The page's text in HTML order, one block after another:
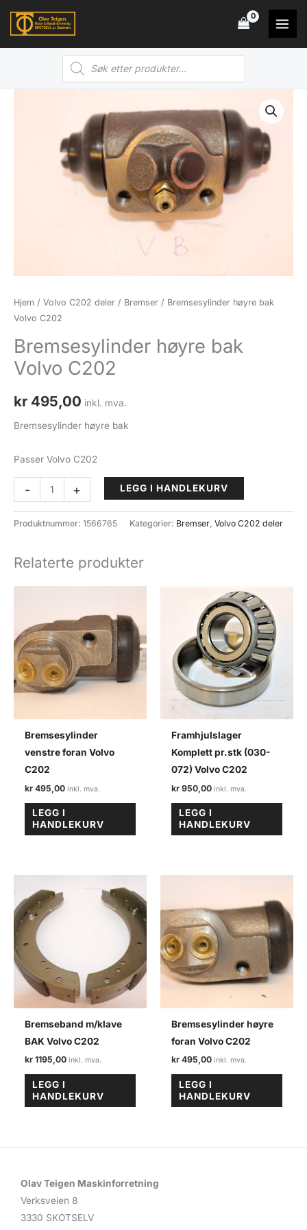
Products
search
Hjem / Volvo C202 deler / Bremser / Bremsesylinder høyre bak
Volvo C202
Bremsesylinder høyre bak
Volvo C202
kr 495,00 inkl. mva.
Bremsesylinder høyre bak
Passer Volvo C202
-
Bremsesylinder
høyre
bak
antall
+ LEGG I HANDLEKURV
Produktnummer: 1566765 Kategorier: Bremser, Volvo C202 deler
Relaterte produkter
Bremsesylinder
venstre foran Volvo
C202
kr 495,00
LEGG I
HANDLEKURV
Framhjulslager
Komplett pr.stk (030-
072) Volvo C202
kr 950,00
LEGG I
HANDLEKURV
Bremseband m/klave
BAK Volvo C202
kr 1195,00
LEGG I
HANDLEKURV
Bremsesylinder høyre
foran Volvo C202
kr 495,00
LEGG I
HANDLEKURV
Olav Teigen Maskinforretning
Verksveien 8
3330 SKOTSELV